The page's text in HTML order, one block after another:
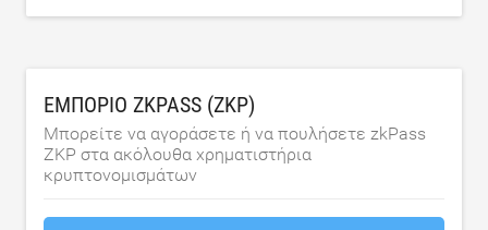
ΕΜΠΌΡΙΟ ZKPASS (ZKP)
Μπορείτε να αγοράσετε ή να πουλήσετε zkPass
ZKP στα ακόλουθα χρηματιστήρια
κρυπτονομισμάτων